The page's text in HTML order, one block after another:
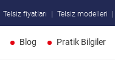
Telsiz fiyatları Telsiz modelleri
Blog Pratik Bilgiler